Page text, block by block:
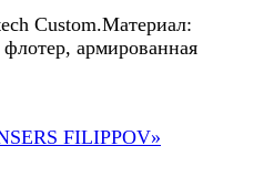
Custom.Материал:
армированная